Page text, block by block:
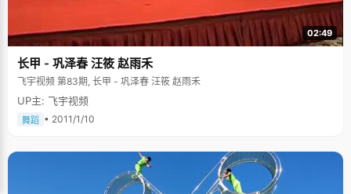
02:49
长甲 - 巩泽春 汪筱 赵雨禾
飞宇视频 第83期, 长甲 - 巩泽春 汪筱 赵雨禾
UP主: 飞宇视频
舞蹈 • 2011/1/10